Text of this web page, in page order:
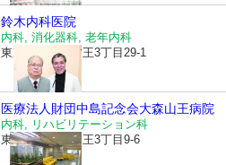
鈴木内科医院
内科, 消化器科, 老年内科
東京都大田区
山王3丁目29-1
医療法人財団中島記念会大森山王病院
内科, リハビリテーション科
東京都大田区 山王3丁目9-6